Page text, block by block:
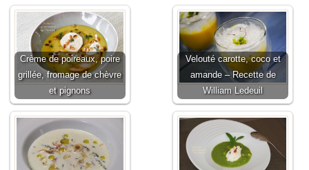
Crème de poireaux, poire
grillée, fromage de chèvre
et pignons
Velouté carotte, coco et
amande – Recette de
William Ledeuil